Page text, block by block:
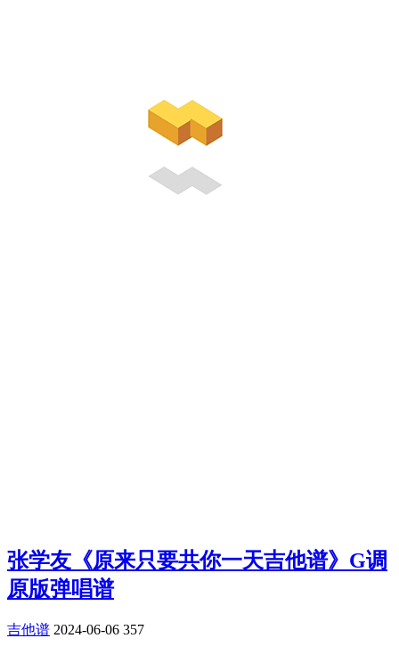
张学友《原来只要共你一天吉他谱》G调
原版弹唱谱
吉他谱 2024-06-06 357